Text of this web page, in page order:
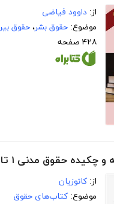
از: داوود فیاضی
موضوع: حقوق بشر، حقوق
۴۲۸ صفحه
چکیده حقوق مدنی ۱ تا ۸
از: کاتوزیان
موضوع: کتاب‌های حقوق